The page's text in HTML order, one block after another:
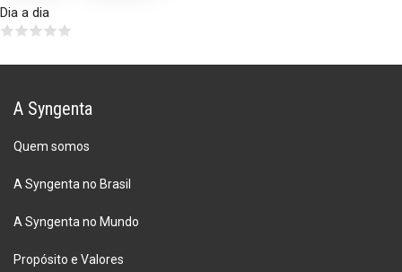
Dia a dia
A Syngenta
Quem somos
A Syngenta no Brasil
A Syngenta no Mundo
Propósito e Valores